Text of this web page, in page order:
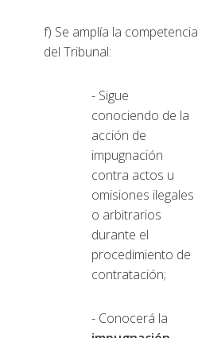
f) Se amplía la competencia
del Tribunal:
- Sigue
conociendo de la
acción de
impugnación
contra actos u
omisiones ilegales
o arbitrarios
durante el
procedimiento de
contratación;
- Conocerá la